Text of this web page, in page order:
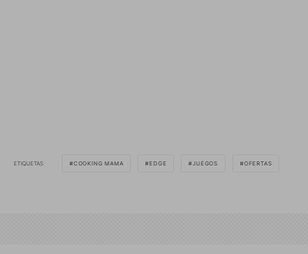
ETIQUETAS COOKING MAMA EDGE JUEGOS OFERTAS